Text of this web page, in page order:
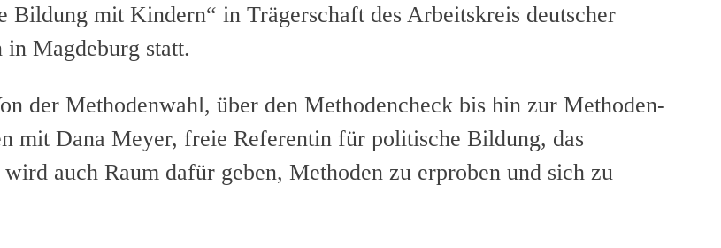
mit Kindern“ in Trägerschaft des Arbeitskreis deutscher
Magdeburg statt.
der Methodenwahl, über den Methodencheck bis hin zur Methoden-
mit Dana Meyer, freie Referentin für politische Bildung, das
auch Raum dafür geben, Methoden zu erproben und sich zu